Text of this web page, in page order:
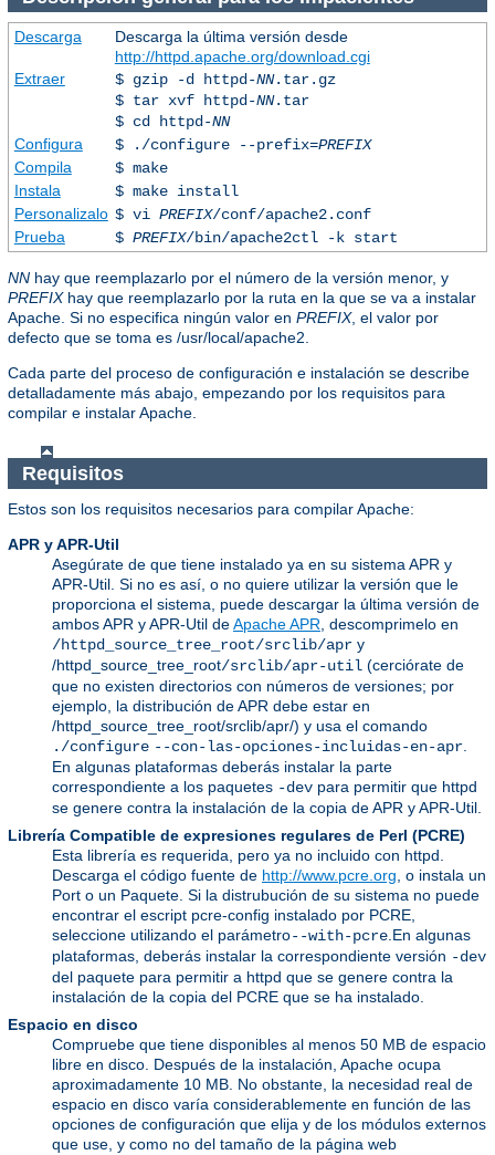
Descarga
Descarga la última versión desde
http://httpd.apache.org/download.cgi
Extraer
$ gzip -d httpd-NN.tar.gz
$ tar xvf httpd-NN.tar
$ cd httpd-NN
Configura
$ ./configure --prefix=PREFIX
Compila
$ make
Instala
$ make install
Personalizalo $ vi PREFIX/conf/apache2.conf
Prueba
$ PREFIX/bin/apache2ctl -k start
NN hay que reemplazarlo por el número de la versión menor, y
PREFIXhay que reemplazarlo por la ruta en la que se va a instalar
Apache. Si no especifica ningún valor en PREFIX, el valor por
defecto que se toma es /usr/local/apache2.
Cada parte del proceso de configuración e instalación se describe
detalladamente más abajo, empezando por los requisitos para
compilar e instalar Apache.
Requisitos
Estos son los requisitos necesarios para compilar Apache:
APR y APR-Util
Asegúrate de que tiene instalado ya en su sistema APR y
APR-Util. Si no es así, o no quiere utilizar la versión que le
proporciona el sistema, puede descargar la última versión de
ambos APR y APR-Util deApache APR, descomprimelo en
/httpd_source_tree_root/srclib/apr y
/httpd_source_tree_root/srclib/apr-util (cerciórate de
que no existen directorios con números de versiones; por
ejemplo, la distribución de APR debe estar en
/httpd_source_tree_root/srclib/apr/) y usa el comando
./configure --con-las-opciones-incluidas-en-apr.
En algunas plataformas deberás instalar la parte
correspondiente a los paquetes -dev para permitir que httpd
se genere contra la instalación de la copia de APR y APR-Util.
Librería Compatible de expresiones regulares de Perl (PCRE)
Esta librería es requerida, pero ya no incluido con httpd.
Descarga el código fuente de http://www.pcre.org, o instala un
Port o un Paquete. Si la distrubución de su sistema no puede
encontrar el escript pcre-config instalado por PCRE,
seleccione utilizando el parámetro--with-pcre.En algunas
plataformas, deberás instalar la correspondiente versión -dev
del paquete para permitir a httpd que se genere contra la
instalación de la copia del PCRE que se ha instalado.
Espacio en disco
Compruebe que tiene disponibles al menos 50 MB de espacio
libre en disco. Después de la instalación, Apache ocupa
aproximadamente 10 MB. No obstante, la necesidad real de
espacio en disco varía considerablemente en función de las
opciones de configuración que elija y de los módulos externos
que use, y como no del tamaño de la página web